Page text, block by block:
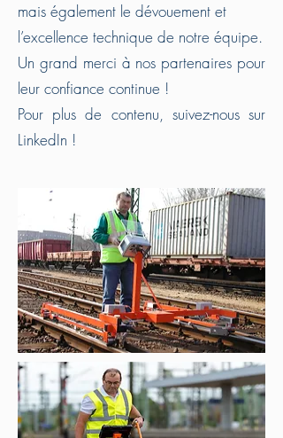
mais également le dévouement et
l’excellence technique de notre équipe.
Un grand merci à nos partenaires pour
leur confiance continue !
Pour plus de contenu, suivez-nous sur
LinkedIn !